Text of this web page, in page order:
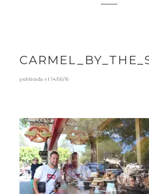
publicada el14/06/16